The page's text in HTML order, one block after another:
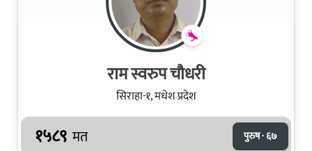
राम स्वरुप चौधरी
सिराहा-१, मधेश प्रदेश
१५८९ मत पुरुष · ६७